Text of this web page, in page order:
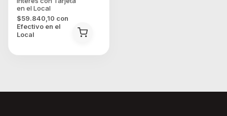
$59.840,10 con
Efectivo en el
Local